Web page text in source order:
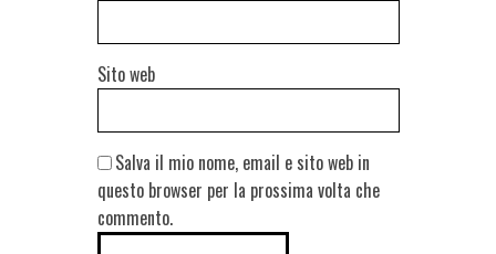
Sito web
Salva il mio nome, email e sito web in
questo browser per la prossima volta che
commento.